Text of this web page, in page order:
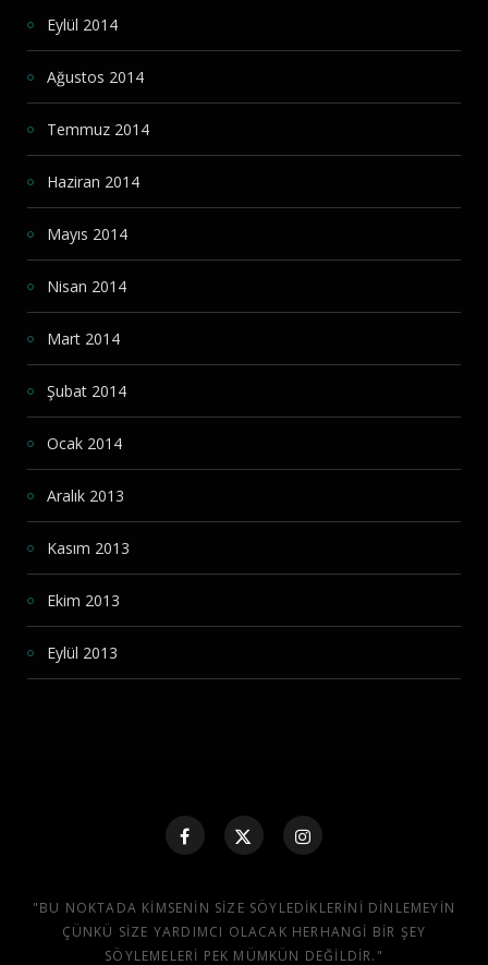
Eylül 2014
Ağustos 2014
Temmuz 2014
Haziran 2014
Mayıs 2014
Nisan 2014
Mart 2014
Şubat 2014
Ocak 2014
Aralık 2013
Kasım 2013
Ekim 2013
Eylül 2013
"BU NOKTADA KIMSENIN SIZE SÖYLEDIKLERINI DINLEMEYIN
ÇÜNKÜ SIZE YARDIMCI OLACAK HERHANGI BIR ŞEY
SÖYLEMELERI PEK MÜMKÜN DEĞILDIR."